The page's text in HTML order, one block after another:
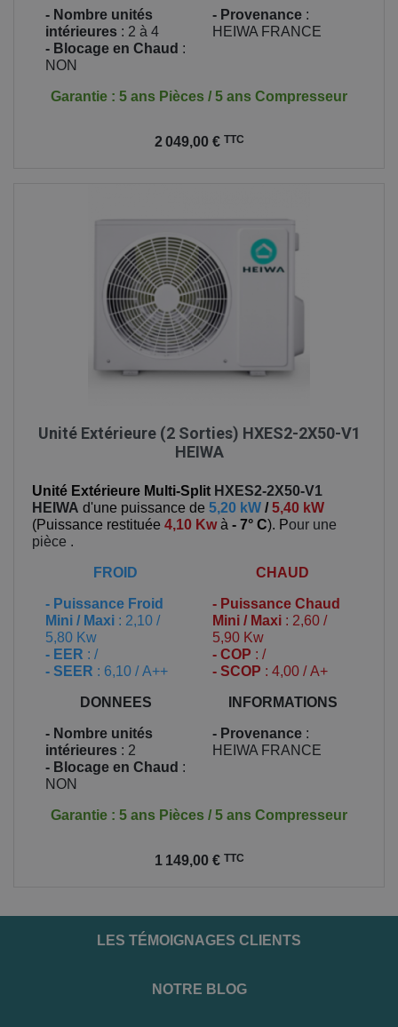
- Nombre unités
intérieures : 2 à 4
- Blocage en Chaud :
NON
- Provenance :
HEIWA FRANCE
Garantie : 5 ans Pièces / 5 ans Compresseur
2 049,00 € TTC
Unité Extérieure (2 Sorties) HXES2-2X50-V1
HEIWA
Unité Extérieure Multi-Split HXES2-2X50-V1
HEIWA d'une puissance de 5,20 kW /5,40 kW
(Puissance restituée 4,10 Kwà - 7° C). Pour une
pièce .
FROID
- Puissance Froid
Mini / Maxi : 2,10 /
5,80 Kw
- EER : /
- SEER : 6,10 / A++
CHAUD
- Puissance Chaud
Mini / Maxi : 2,60 /
5,90 Kw
- COP : /
- SCOP : 4,00 / A+
DONNEES
- Nombre unités
intérieures : 2
- Blocage en Chaud :
NON
INFORMATIONS
- Provenance :
HEIWA FRANCE
Garantie : 5 ans Pièces / 5 ans Compresseur
1 149,00 € TTC
LES TÉMOIGNAGES CLIENTS
NOTRE BLOG